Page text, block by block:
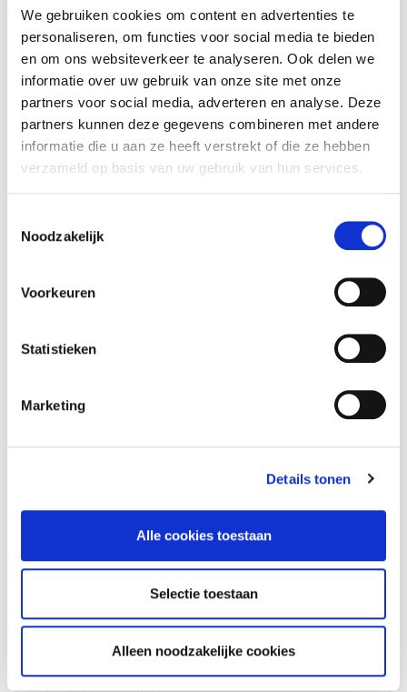
We gebruiken cookies om content en advertenties te
personaliseren, om functies voor social media te bieden
en om ons websiteverkeer te analyseren. Ook delen we
informatie over uw gebruik van onze site met onze
partners voor social media, adverteren en analyse. Deze
partners kunnen deze gegevens combineren met andere
informatie die u aan ze heeft verstrekt of die ze hebben
verzameld op basis van uw gebruik van hun services.
Noodzakelijk
Voorkeuren
Statistieken
Marketing
Details tonen
Alle cookies toestaan
Selectie toestaan
Alleen noodzakelijke cookies
Vacature: Accountmanager Midden-Nederland
Vacature Accountmanager Zuid-Nederland Ben jij op
zoek naar een leuke en uitdagende baan als
Accountmanager? Vind je het leuk om klanten fysiek
te bezoeken, prospects technisch te adviseren en voor
TOLOMATIC
NIEUW: RSH Hygiënische Actuator RVS316 /
Met de technische componenten van Astro Controls
bieden wij innovatieve oplossingen die een hoge
nieuwe lijn van hygiënische RSH actuatoren. De RSH
LEES VERDER »